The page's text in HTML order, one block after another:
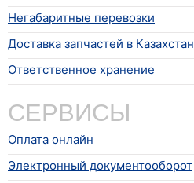
Негабаритные перевозки
Доставка запчастей в Казахстан
Ответственное хранение
СЕРВИСЫ
Оплата онлайн
Электронный документооборот